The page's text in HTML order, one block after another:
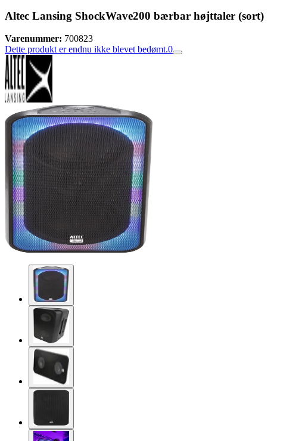
Altec Lansing ShockWave200 bærbar højttaler (sort)
Varenummer: 700823
Dette produkt er endnu ikke blevet bedømt.0